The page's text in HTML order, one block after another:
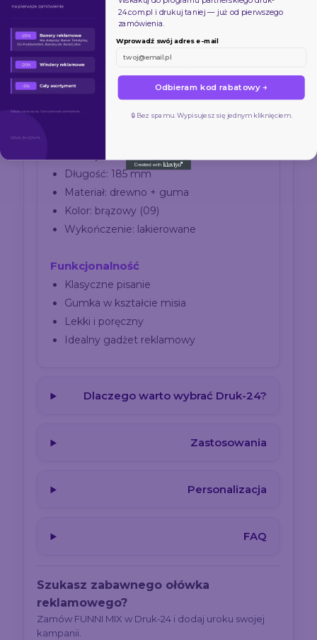
Gift
Szczegóły techniczne – co zawiera
produkt?
FUNNI MIX – Miś
Długość: 185 mm
Materiał: drewno + guma
Kolor: brązowy (09)
Wykończenie: lakierowane
Funkcjonalność
Klasyczne pisanie
Gumka w kształcie misia
Lekki i poręczny
Idealny gadżet reklamowy
Dlaczego warto wybrać Druk-24?
Zastosowania
Personalizacja
FAQ
Szukasz zabawnego ołówka
reklamowego?
Zamów FUNNI MIX w Druk-24 i dodaj uroku swojej
kampanii.
24.com.pl i drukuj taniej — już od pierwszego
zamówienia.
Wprowadź swój adres e-mail
Odbieram kod rabatowy →
🔒 Bez spamu. Wypisujesz się jednym kliknięciem.